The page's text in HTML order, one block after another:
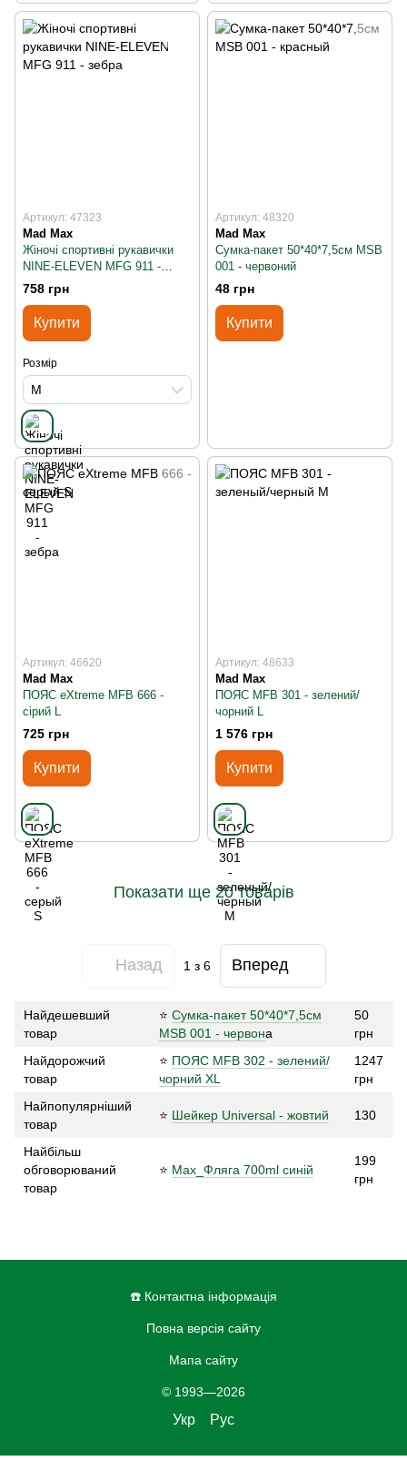
Артикул: 47323
Mad Max
Жіночі спортивні рукавички
NINE-ELEVEN MFG 911 -
зебра M
758 грн
Купити
Розмір
M
Артикул: 48320
Mad Max
Сумка-пакет 50*40*7,5см MSB
001 - червоний
48 грн
Купити
Артикул: 46620
Mad Max
ПОЯС eXtreme MFB 666 -
сірий L
725 грн
Купити
Артикул: 48633
Mad Max
ПОЯС MFB 301 - зелений/
чорний L
1 576 грн
Купити
Показати ще 20 товарів
Назад 1 з 6 Вперед
Найдешевший
товар
⭐ Сумка-пакет 50*40*7,5см
MSB 001 - червона
50
грн
Найдорожчий
товар
⭐ ПОЯС MFB 302 - зелений/
чорний XL
1247
грн
Найпопулярніший
товар
⭐ Шейкер Universal - жовтий 130
Найбільш
обговорюваний
товар
⭐ Max_Фляга 700ml синій
199
грн
☎️ Контактна інформація
Повна версія сайту
Мапа сайту
© 1993—2026
Укр Рус